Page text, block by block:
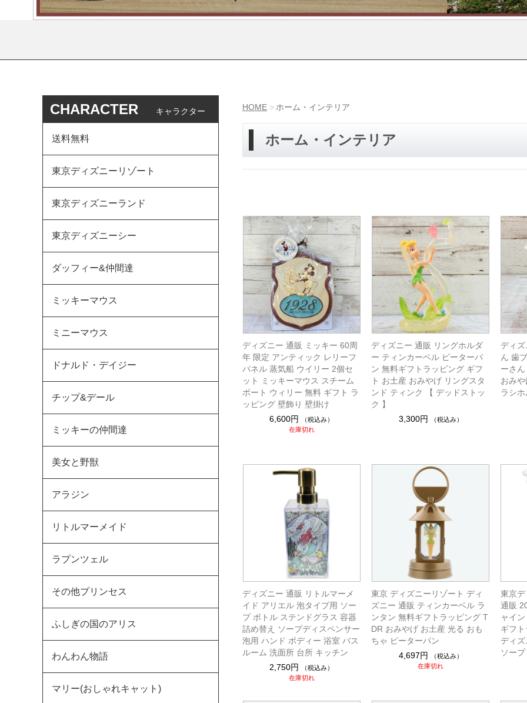
HOME ホーム・インテリア
ホーム・インテリア
ディズニー 通販 ミッキー 60周
年 限定 アンティック レリーフ
パネル 蒸気船 ウイリー 2個セ
ット ミッキーマウス スチーム
ボート ウィリー 無料 ギフト ラ
ッピング 壁飾り 壁掛け
6,600円
（税込み）
在庫切れ
ディズニー 通販 リングホルダ
ー ティンカーベル ピーターパ
ン 無料ギフトラッピング ギフ
ト お土産 おみやげ リングスタ
ンド ティンク 【 デッドストッ
ク 】
3,300円
（税込み）
ディ
ん 歯
ーさ
おみ
ラシ
ディズニー 通販 リトルマーメ
イド アリエル 泡タイプ用 ソー
プ ボトル ステンドグラス 容器
詰め替え ソープディスペンサー
泡用 ハンド ボディー 浴室 バス
ルーム 洗面所 台所 キッチン
2,750円
（税込み）
在庫切れ
東京 ディズニーリゾート ディ
ズニー 通販 ティンカーベル ラ
ンタン 無料ギフトラッピング T
DR おみやげ お土産 光る おも
ちゃ ピーターパン
4,697円
（税込み）
在庫切れ
東京
通販
ャイ
ギフ
ディ
ソー
CHARACTER キャラクター
送料無料
東京ディズニーリゾート
東京ディズニーランド
東京ディズニーシー
ダッフィー&仲間達
ミッキーマウス
ミニーマウス
ドナルド・デイジー
チップ&デール
ミッキーの仲間達
美女と野獣
アラジン
リトルマーメイド
ラプンツェル
その他プリンセス
ふしぎの国のアリス
わんわん物語
マリー(おしゃれキャット)